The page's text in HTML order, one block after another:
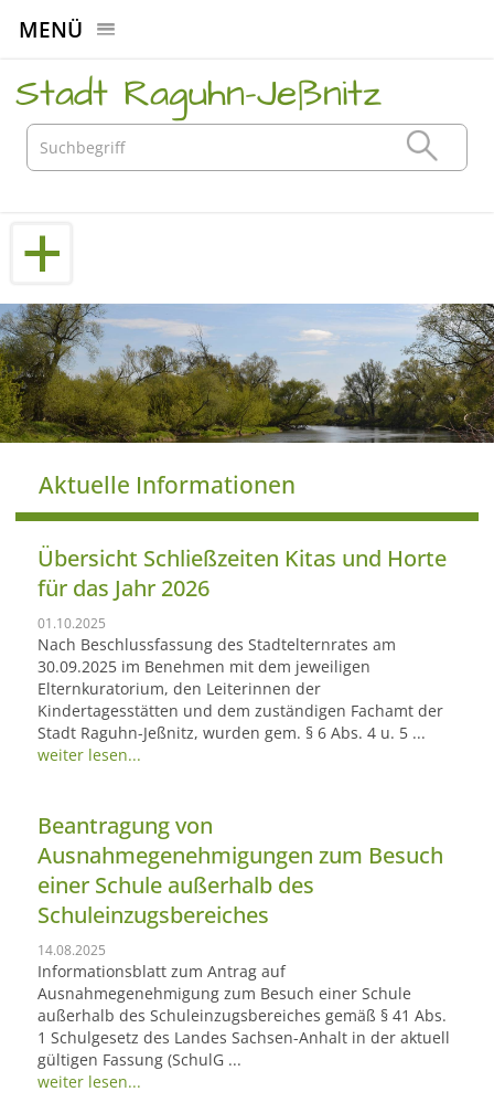
MENÜ
Stadt Raguhn-Jeßnitz
Aktuelle Informationen
Übersicht Schließzeiten Kitas und Horte
für das Jahr 2026
01.10.2025
Nach Beschlussfassung des Stadtelternrates am
30.09.2025 im Benehmen mit dem jeweiligen
Elternkuratorium, den Leiterinnen der
Kindertagesstätten und dem zuständigen Fachamt der
Stadt Raguhn-Jeßnitz, wurden gem. § 6 Abs. 4 u. 5 ...
weiter lesen...
Beantragung von
Ausnahmegenehmigungen zum Besuch
einer Schule außerhalb des
Schuleinzugsbereiches
14.08.2025
Informationsblatt zum Antrag auf
Ausnahmegenehmigung zum Besuch einer Schule
außerhalb des Schuleinzugsbereiches gemäß § 41 Abs.
1 Schulgesetz des Landes Sachsen-Anhalt in der aktuell
gültigen Fassung (SchulG ...
weiter lesen...